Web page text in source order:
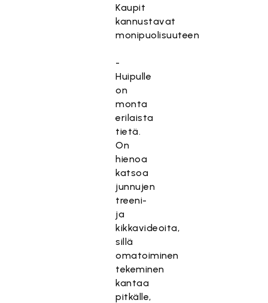
Kaupit
kannustavat
monipuolisuuteen
-
Huipulle
on
monta
erilaista
tietä.
On
hienoa
katsoa
junnujen
treeni-
ja
kikkavideoita,
sillä
omatoiminen
tekeminen
kantaa
pitkälle,